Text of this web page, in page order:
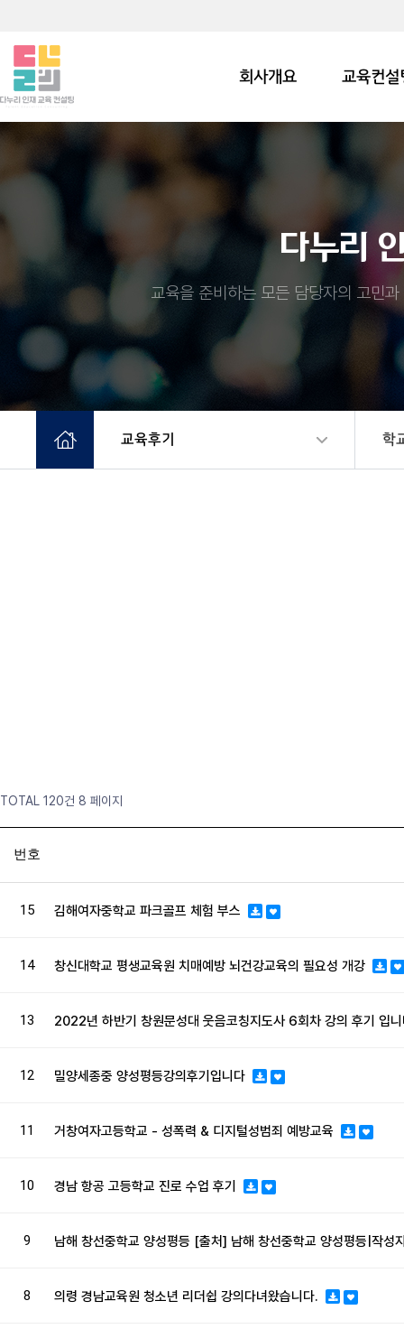
회사개요 교육컨설
다누리
교육을 준비하는 모든 담당자의 고민
교육후기 학
TOTAL 120건 8 페이지
번호
15 김해여자중학교 파크골프 체험 부스
14 창신대학교 평생교육원 치매예방 뇌건강교육의 필요성 개강
13 2022년 하반기 창원문성대 웃음코칭지도사 6회차 강의 후기 입
12 밀양세종중 양성평등강의후기입니다
11 거창여자고등학교 - 성폭력 & 디지털성범죄 예방교육
10 경남 항공 고등학교 진로 수업 후기
9 남해 창선중학교 양성평등 [출처] 남해 창선중학교 양성평등|작
8 의령 경남교육원 청소년 리더쉽 강의다녀왔습니다.